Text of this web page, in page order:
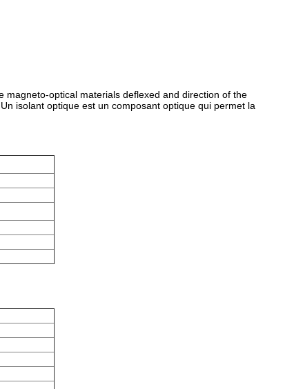
optical materials deflexed and direction of the
isolant optique est un composant optique qui permet la